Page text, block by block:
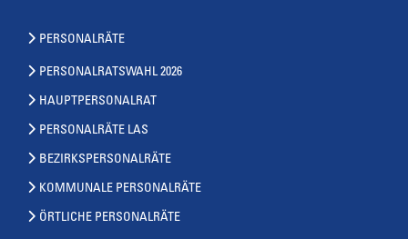
PERSONALRÄTE
PERSONALRATSWAHL 2026
HAUPTPERSONALRAT
PERSONALRÄTE LAS
BEZIRKSPERSONALRÄTE
KOMMUNALE PERSONALRÄTE
ÖRTLICHE PERSONALRÄTE